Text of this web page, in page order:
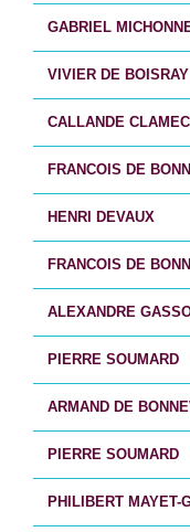
GABRIEL
VIVIER DE BOISRAY
CALLANDE
FRANCOIS DE
HENRI DEVAUX
FRANCOIS DE
ALEXANDRE
PIERRE SOUMARD
ARMAND DE
PIERRE SOUMARD
PHILIBERT MAYET-